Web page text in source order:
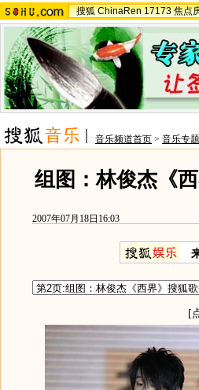
搜狐 ChinaRen 17173 焦点
音乐频道首页 > 音乐专题
组图：林俊杰《
2007年07月18日16:03
[